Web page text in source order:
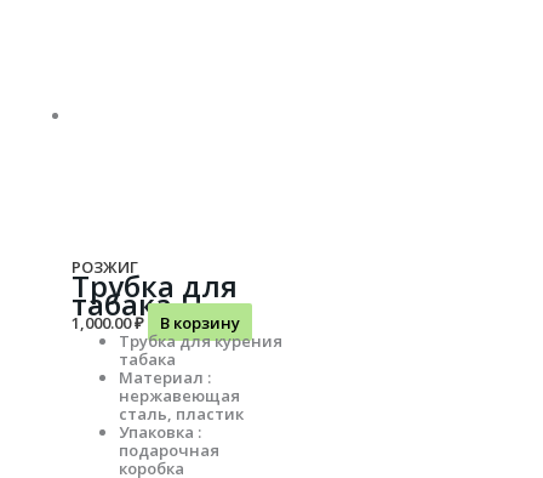
РОЗЖИГ
Трубка для
табака
1,000.00₽
В корзину
Трубка для курения
табака
Материал :
нержавеющая
сталь, пластик
Упаковка :
подарочная
коробка